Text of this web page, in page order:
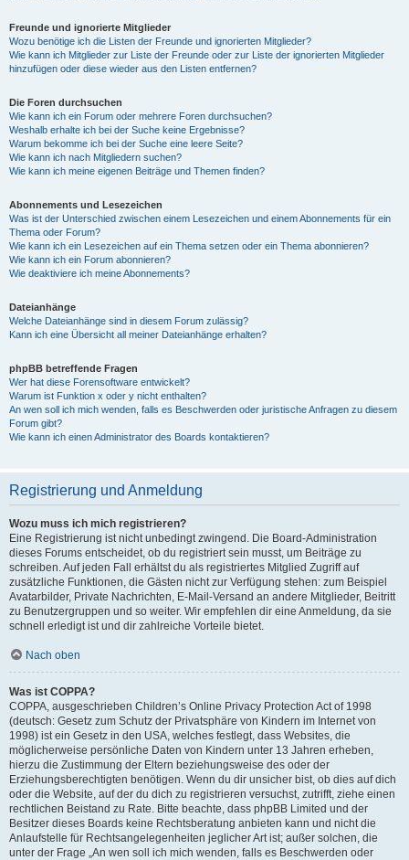
Freunde und ignorierte Mitglieder
Wozu benötige ich die Listen der Freunde und ignorierten Mitglieder?
Wie kann ich Mitglieder zur Liste der Freunde oder zur Liste der ignorierten Mitglieder
hinzufügen oder diese wieder aus den Listen entfernen?
Die Foren durchsuchen
Wie kann ich ein Forum oder mehrere Foren durchsuchen?
Weshalb erhalte ich bei der Suche keine Ergebnisse?
Warum bekomme ich bei der Suche eine leere Seite?
Wie kann ich nach Mitgliedern suchen?
Wie kann ich meine eigenen Beiträge und Themen finden?
Abonnements und Lesezeichen
Was ist der Unterschied zwischen einem Lesezeichen und einem Abonnements für ein
Thema oder Forum?
Wie kann ich ein Lesezeichen auf ein Thema setzen oder ein Thema abonnieren?
Wie kann ich ein Forum abonnieren?
Wie deaktiviere ich meine Abonnements?
Dateianhänge
Welche Dateianhänge sind in diesem Forum zulässig?
Kann ich eine Übersicht all meiner Dateianhänge erhalten?
phpBB betreffende Fragen
Wer hat diese Forensoftware entwickelt?
Warum ist Funktion x oder y nicht enthalten?
An wen soll ich mich wenden, falls es Beschwerden oder juristische Anfragen zu diesem
Forum gibt?
Wie kann ich einen Administrator des Boards kontaktieren?
Registrierung und Anmeldung
Wozu muss ich mich registrieren?
Eine Registrierung ist nicht unbedingt zwingend. Die Board-Administration
dieses Forums entscheidet, ob du registriert sein musst, um Beiträge zu
schreiben. Auf jeden Fall erhältst du als registriertes Mitglied Zugriff auf
zusätzliche Funktionen, die Gästen nicht zur Verfügung stehen: zum Beispiel
Avatarbilder, Private Nachrichten, E-Mail-Versand an andere Mitglieder, Beitritt
zu Benutzergruppen und so weiter. Wir empfehlen dir eine Anmeldung, da sie
schnell erledigt ist und dir zahlreiche Vorteile bietet.
Nach oben
Was ist COPPA?
COPPA, ausgeschrieben Children’s Online Privacy Protection Act of 1998
(deutsch: Gesetz zum Schutz der Privatsphäre von Kindern im Internet von
1998) ist ein Gesetz in den USA, welches festlegt, dass Websites, die
möglicherweise persönliche Daten von Kindern unter 13 Jahren erheben,
hierzu die Zustimmung der Eltern beziehungsweise des oder der
Erziehungsberechtigten benötigen. Wenn du dir unsicher bist, ob dies auf dich
oder die Website, auf der du dich zu registrieren versuchst, zutrifft, ziehe einen
rechtlichen Beistand zu Rate. Bitte beachte, dass phpBB Limited und der
Besitzer dieses Boards keine Rechtsberatung anbieten kann und nicht die
Anlaufstelle für Rechtsangelegenheiten jeglicher Art ist; außer solchen, die
unter der Frage „An wen soll ich mich wenden, falls es Beschwerden oder